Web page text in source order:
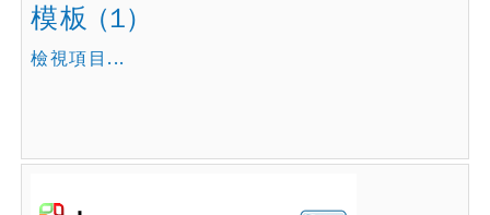
模板 (1)
檢視項目...